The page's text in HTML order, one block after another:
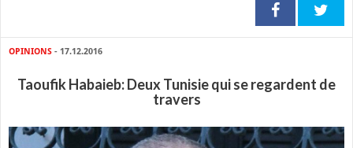
OPINIONS - 17.12.2016
Taoufik Habaieb: Deux Tunisie qui se regardent de
travers